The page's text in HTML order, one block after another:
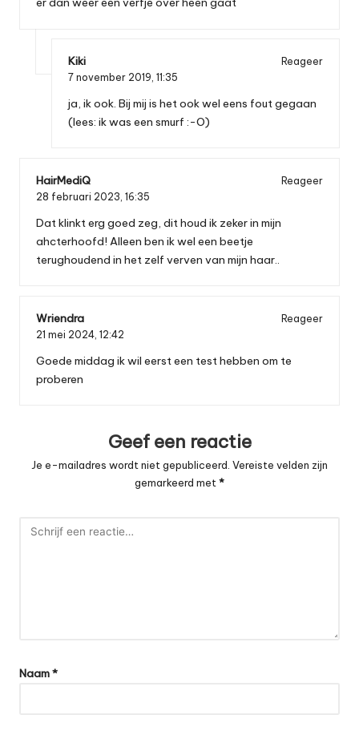
Kiki
Reageer
7 november 2019, 11:35
ja, ik ook. Bij mij is het ook wel eens fout gegaan
(lees: ik was een smurf :-O)
HairMediQ
Reageer
28 februari 2023, 16:35
Dat klinkt erg goed zeg, dit houd ik zeker in mijn
ahcterhoofd! Alleen ben ik wel een beetje
terughoudend in het zelf verven van mijn haar..
Wriendra
Reageer
21 mei 2024, 12:42
Goede middag ik wil eerst een test hebben om te
proberen
Geef een reactie
Je e-mailadres wordt niet gepubliceerd. Vereiste velden zijn
gemarkeerd met *
Naam*